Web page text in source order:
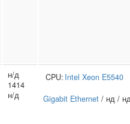
н/д
1414
н/д
CPU: Intel Xeon E5540
Gigabit Ethernet / нд /